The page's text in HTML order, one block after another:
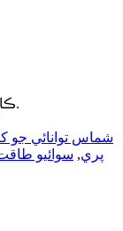
© ڪاپي رائيٽ 2010-2025: سڀئي حق محفوظ آهن.
شماس توانائي جو
پري, سوائيو